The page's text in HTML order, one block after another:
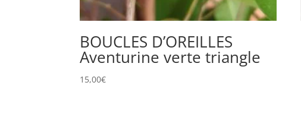
BOUCLES D’OREILLES
Aventurine verte triangle
15,00€